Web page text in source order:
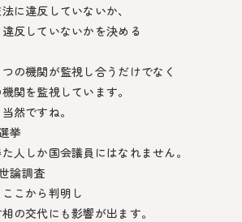
に違反していないか、
反していないかを決める
の機関が監視し合うだけでなく
関を監視しています。
然ですね。
挙
人しか国会議員にはなれません。
論調査
こから判明し
の交代にも影響が出ます。